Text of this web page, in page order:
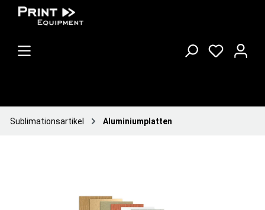
Sublimationsartikel Aluminiumplatten